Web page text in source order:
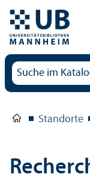
Standorte